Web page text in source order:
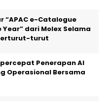
“APAC e-Catalogue
dari Molex Selama
turut
Penerapan AI
Operasional Bersama